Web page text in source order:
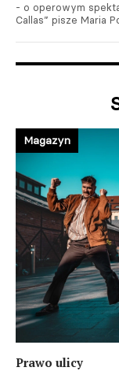
- o operowym
Callas” pisze Maria
Prawo ulicy
Magazyn